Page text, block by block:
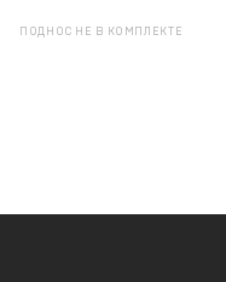
ПОДНОС НЕ В КОМПЛЕКТЕ